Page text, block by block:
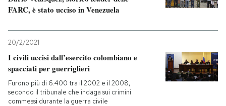
FARC, è stato ucciso in Venezuela
20/2/2021
I civili uccisi dall’esercito colombiano e
spacciati per guerriglieri
Furono più di 6.400 tra il 2002 e il 2008,
secondo il tribunale che indaga sui crimini
commessi durante la guerra civile